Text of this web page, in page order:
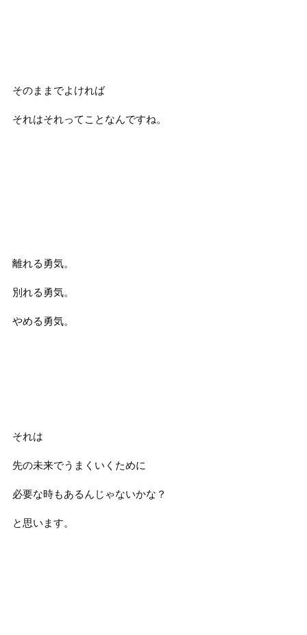
そのままでよければ
それはそれってことなんですね。
離れる勇気。
別れる勇気。
やめる勇気。
それは
先の未来でうまくいくために
必要な時もあるんじゃないかな？
と思います。